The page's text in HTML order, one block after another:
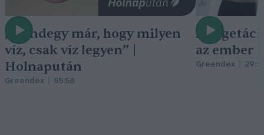
„Mindegy már, hogy milyen
víz, csak víz legyen” |
Holnapután
Greendex 55:58
A
az ember
Greendex